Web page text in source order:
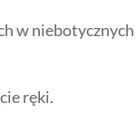
w niebotycznych
ręki.